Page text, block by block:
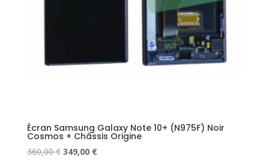
Écran Samsung Galaxy Note 10+ (N975F) Noir
Cosmos + Châssis Origine
360,00€ Le
349,00 €Le